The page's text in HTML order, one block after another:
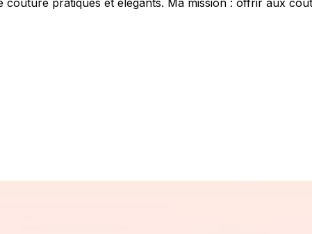
couture pratiques et élégants. Ma mission : offrir aux